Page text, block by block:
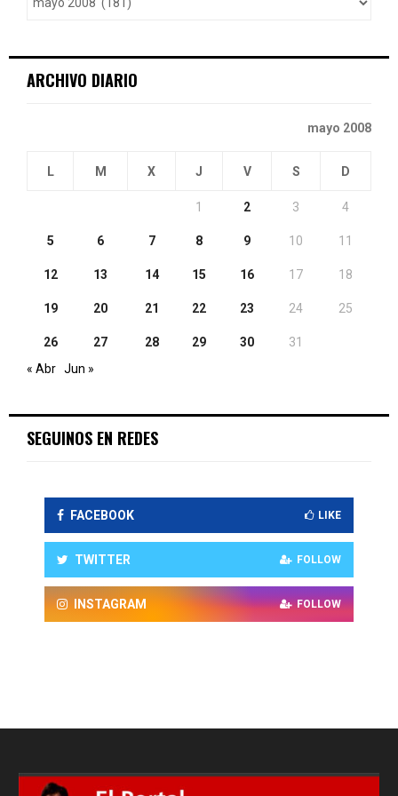
ARCHIVO DIARIO
mayo 2008
L M X J V S D
1 2 3 4
5 6 7 8 9 10 11
12 13 14 15 16 17 18
19 20 21 22 23 24 25
26 27 28 29 30
31
« Abr Jun »
SEGUINOS EN REDES
FACEBOOK LIKE
TWITTER FOLLOW
INSTAGRAM FOLLOW